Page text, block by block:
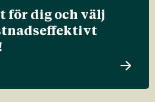
för dig och välj